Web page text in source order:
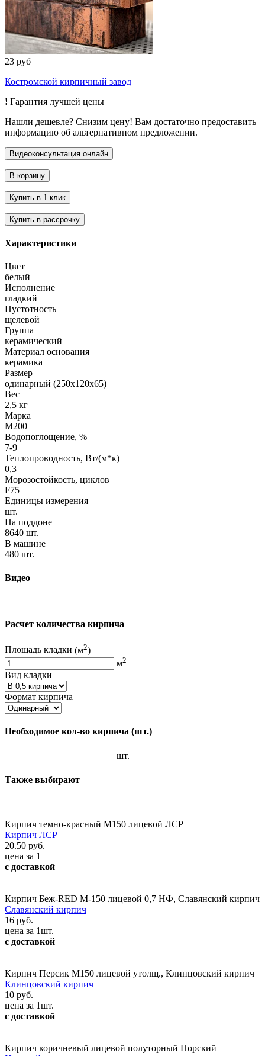
23 руб
Костромской кирпичный завод
! Гарантия лучшей цены
Нашли дешевле? Снизим цену! Вам достаточно предоставить
информацию об альтернативном предложении.
Характеристики
Цвет
белый
Исполнение
гладкий
Пустотность
щелевой
Группа
керамический
Материал основания
керамика
Размер
одинарный (250х120х65)
Вес
2,5 кг
Марка
М200
Водопоглощение, %
7-9
Теплопроводность, Вт/(м*к)
0,3
Морозостойкость, циклов
F75
Единицы измерения
шт.
На поддоне
8640 шт.
В машине
480 шт.
Видео
Расчет количества кирпича
Площадь кладки (м2)
м2
Вид кладки
Формат кирпича
Необходимое кол-во кирпича (шт.)
шт.
Также выбирают
Кирпич темно-красный М150 лицевой ЛСР
Кирпич ЛСР
20.50 руб.
цена за 1
с доставкой
Кирпич Беж-RED М-150 лицевой 0,7 НФ, Славянский кирпич
Славянский кирпич
16 руб.
цена за 1шт.
с доставкой
Кирпич Персик М150 лицевой утолщ., Клинцовский кирпич
Клинцовский кирпич
10 руб.
цена за 1шт.
с доставкой
Кирпич коричневый лицевой полуторный Норский